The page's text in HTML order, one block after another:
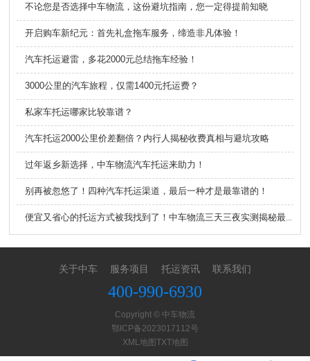
不论您是否选择中车物流，这份避坑指南，您一定得提前知晓
开启购车新纪元：首先礼盒拖车服务，缔造非凡体验！
汽车托运避雷，多花2000元总结拖车经验！
3000公里的汽车旅程，仅需1400元托运费？
私家车托运哪家比较靠谱？
汽车托运2000公里价差翻倍？内行人揭秘收费真相与避坑攻略
过年返乡新选择，中车物流汽车托运来助力！
别再被忽悠了！四种汽车托运渠道，最后一种才是最靠谱的！
便宜又省心的托运方式被我找到了！中车物流三天三夜实测揭秘最优选
关于中车 服务项目 托运资讯 联系我们
400-990-6930
Copyright © 中车物流
鄂ICP备2023017112号
XML地图 TXT地图